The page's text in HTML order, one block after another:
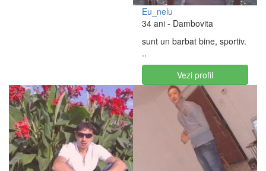
Eu_nelu
34 ani - Dambovita
sunt un barbat bine, sportiv.
..
Vezi profil